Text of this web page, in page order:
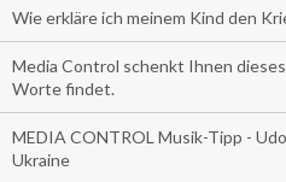
Wie erkläre ich meinem Kind den
Media Control schenkt Ihnen
Worte findet.
MEDIA CONTROL Musik-Tipp -
Ukraine